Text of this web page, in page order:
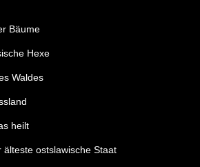
Bäume
Hexe
Waldes
heilt
älteste ostslawische Staat